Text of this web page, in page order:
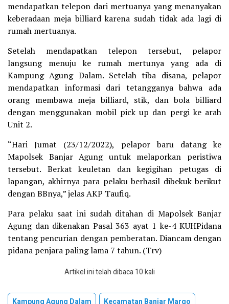
mendapatkan telepon dari mertuanya yang menanyakan
keberadaan meja billiard karena sudah tidak ada lagi di
rumah mertuanya.
Setelah mendapatkan telepon tersebut, pelapor
langsung menuju ke rumah mertunya yang ada di
Kampung Agung Dalam. Setelah tiba disana, pelapor
mendapatkan informasi dari tetangganya bahwa ada
orang membawa meja billiard, stik, dan bola billiard
dengan menggunakan mobil pick up dan pergi ke arah
Unit 2.
“Hari Jumat (23/12/2022), pelapor baru datang ke
Mapolsek Banjar Agung untuk melaporkan peristiwa
tersebut. Berkat keuletan dan kegigihan petugas di
lapangan, akhirnya para pelaku berhasil dibekuk berikut
dengan BBnya,” jelas AKP Taufiq.
Para pelaku saat ini sudah ditahan di Mapolsek Banjar
Agung dan dikenakan Pasal 363 ayat 1 ke-4 KUHPidana
tentang pencurian dengan pemberatan. Diancam dengan
pidana penjara paling lama 7 tahun. (Trv)
Artikel ini telah dibaca 10 kali
Kampung Agung Dalam
Kecamatan Banjar Margo